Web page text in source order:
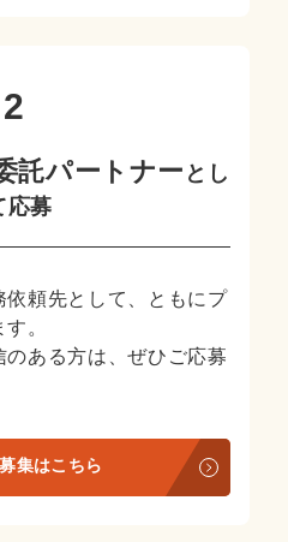
託パートナー とし
応募
頼先として、ともにプ
。
のある方は、ぜひご応募
集はこちら